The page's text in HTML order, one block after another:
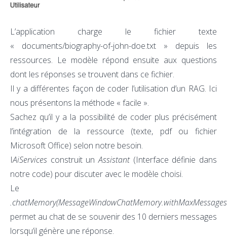
L’application charge le fichier texte
« documents/biography-of-john-doe.txt » depuis les
ressources. Le modèle répond ensuite aux questions
dont les réponses se trouvent dans ce fichier.
Il y a différentes façon de coder l’utilisation d’un RAG. Ici
nous présentons la méthode « facile ».
Sachez qu’il y a la possibilité de coder plus précisément
l’intégration de la ressource (texte, pdf ou fichier
Microsoft Office) selon notre besoin.
IAiServices construit unAssistant(Interface définie dans
notre code) pour discuter avec le modèle choisi.
Le
permet au chat de se souvenir des 10 derniers messages
lorsqu’il génère une réponse.